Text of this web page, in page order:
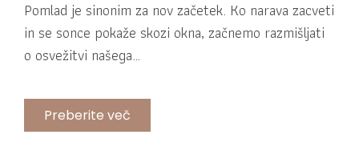
Pomlad je sinonim za nov začetek. Ko narava zacveti
in se sonce pokaže skozi okna, začnemo razmišljati
o osvežitvi našega…
Preberite več